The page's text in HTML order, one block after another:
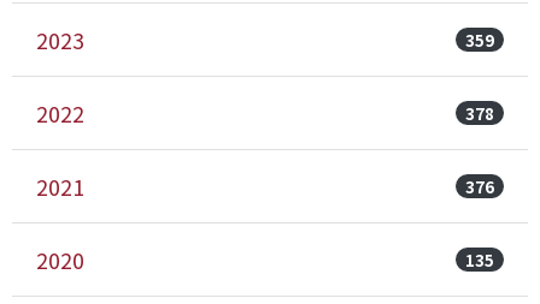
2023 359
2022 378
2021 376
2020 135